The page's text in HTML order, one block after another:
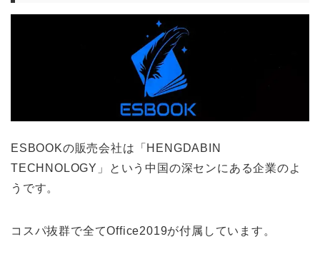
ESBOOKの販売会社は「HENGDABIN
TECHNOLOGY」という中国の深センにある企業のよ
うです。
コスパ抜群で全てOffice2019が付属しています。